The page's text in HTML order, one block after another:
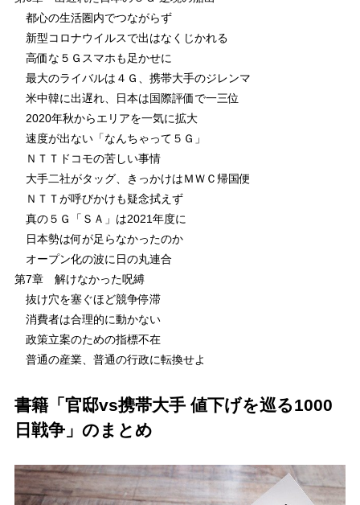
都心の生活圏内でつながらず
新型コロナウイルスで出はなくじかれる
高価な５Ｇスマホも足かせに
最大のライバルは４Ｇ、携帯大手のジレンマ
米中韓に出遅れ、日本は国際評価で一三位
2020年秋からエリアを一気に拡大
速度が出ない「なんちゃって５Ｇ」
ＮＴＴドコモの苦しい事情
大手二社がタッグ、きっかけはＭＷＣ帰国便
ＮＴＴが呼びかけも疑念拭えず
真の５Ｇ「ＳＡ」は2021年度に
日本勢は何が足らなかったのか
オープン化の波に日の丸連合
第7章 解けなかった呪縛
抜け穴を塞ぐほど競争停滞
消費者は合理的に動かない
政策立案のための指標不在
普通の産業、普通の行政に転換せよ
書籍「官邸vs携帯大手 値下げを巡る1000
日戦争」のまとめ